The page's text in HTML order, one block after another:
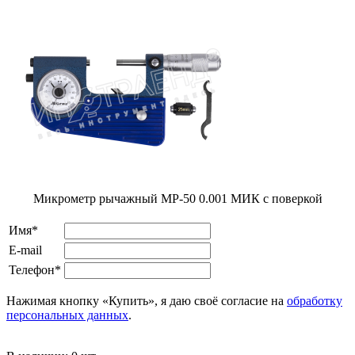
Микрометр рычажный МР-50 0.001 МИК с поверкой
Имя*
E-mail
Телефон*
Нажимая кнопку «Купить», я даю своё согласие на обработку
персональных данных.